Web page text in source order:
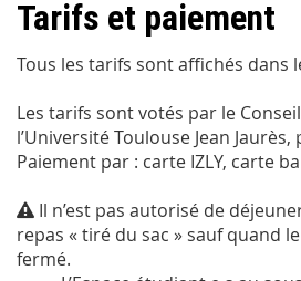
Tarifs et paiement
Tous les tarifs sont affichés dans
Les tarifs sont votés par le
l’Université Toulouse Jean Jaurès,
Paiement par : carte IZLY, carte
Il n’est pas autorisé de
repas « tiré du sac » sauf quand
fermé.